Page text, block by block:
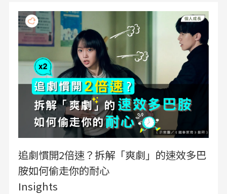
追劇慣開2倍速？拆解「爽劇」的速效多巴
胺如何偷走你的耐心
Insights